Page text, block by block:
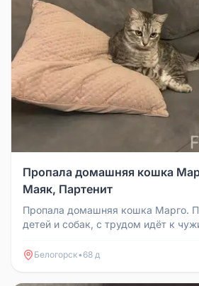
Пропала домашняя кошка
Маяк, Партенит
Пропала домашняя кошка Марго.
детей и собак, с трудом идёт к
Белогорск•68 д